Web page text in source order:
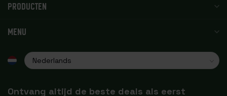
PRODUCTEN
MENU
Ontvang altijd de beste deals als eerst